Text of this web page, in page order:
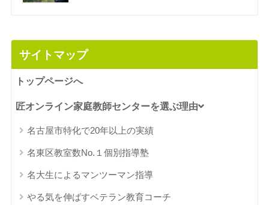
サイトマップ
トップページへ
匠オンライン家庭教師センターを選ぶ理由
名古屋市特化で20年以上の実績
名東区教室数No.１個別指導塾
名大生によるマンツーマン指導
やる気を伸ばすベテラン教育コーチ